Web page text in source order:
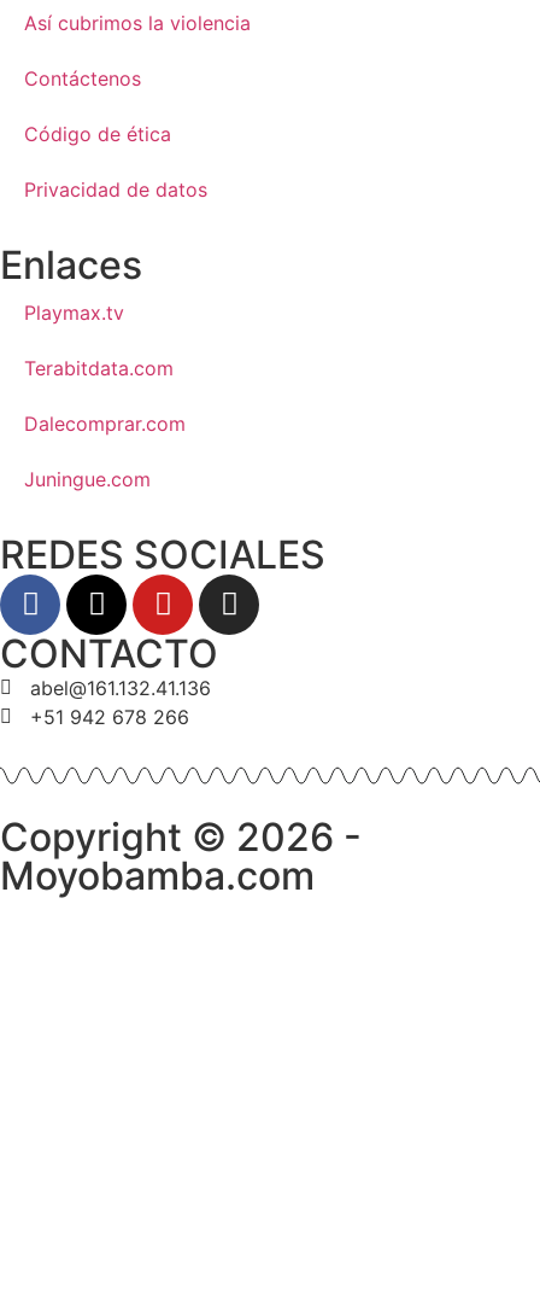
Así cubrimos la violencia
Contáctenos
Código de ética
Privacidad de datos
Enlaces
Playmax.tv
Terabitdata.com
Dalecomprar.com
Juningue.com
REDES SOCIALES
CONTACTO
abel@161.132.41.136
+51 942 678 266
Copyright © 2026 -
Moyobamba.com